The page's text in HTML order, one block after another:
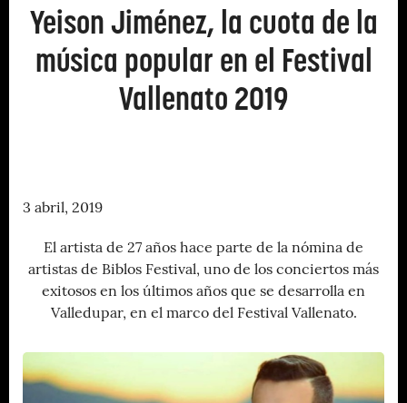
Yeison Jiménez, la cuota de la
música popular en el Festival
Vallenato 2019
3 abril, 2019
El artista de 27 años hace parte de la nómina de
artistas de Biblos Festival, uno de los conciertos más
exitosos en los últimos años que se desarrolla en
Valledupar, en el marco del Festival Vallenato.